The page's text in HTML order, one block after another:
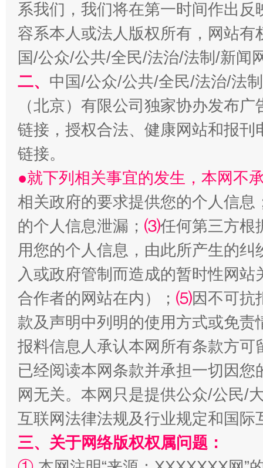
站台名比不上好声名
漫山遍野的桃花与雪山、麦地、白藏房 除
招工难、用工荒背后
系我们，我们将在第一时间作出
容系本人或法人版权所有，网站
国/公众/公共/全民/法治/法制/新闻
二、 中国/公众/公共/全民/法治/法
（北京）有限公司独家协办发布
链接，授权合法、健康网站和报
链接。
●就下列相关事宜的发生，本网不
相关政府的要求提供您的个人信息
的个人信息泄漏； ⑶任何第三方根
用您的个人信息，由此所产生的纠
入或政府管制而造成的暂时性网
合作者的网站在内）； ⑸因不可抗
款及声明中列明的使用方式或免责
报料信息人承认本网所有条款方
已经阅读本网条款并承担一切因
网无关。本网只是提供公众/公民/
互联网法律法规及行业规定和国
三、关于网络版权权属问题：